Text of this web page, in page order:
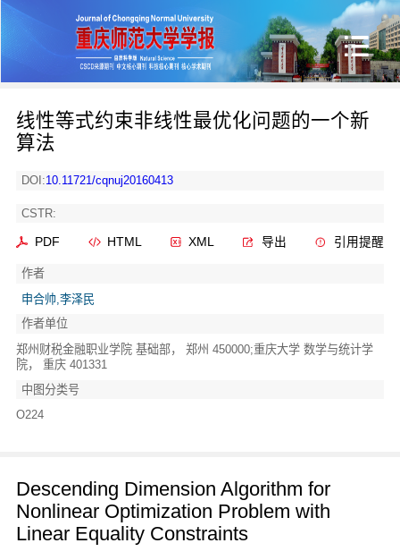
线性等式约束非线性最优化问题的一个新
算法
DOI:10.11721/cqnuj20160413
CSTR:
PDF HTML XML 导出 引用提醒
作者
申合帅,李泽民
作者单位
郑州财税金融职业学院 基础部， 郑州 450000;重庆大学 数学与统计学
院， 重庆 401331
中图分类号
O224
Descending Dimension Algorithm for
Nonlinear Optimization Problem with
Linear Equality Constraints